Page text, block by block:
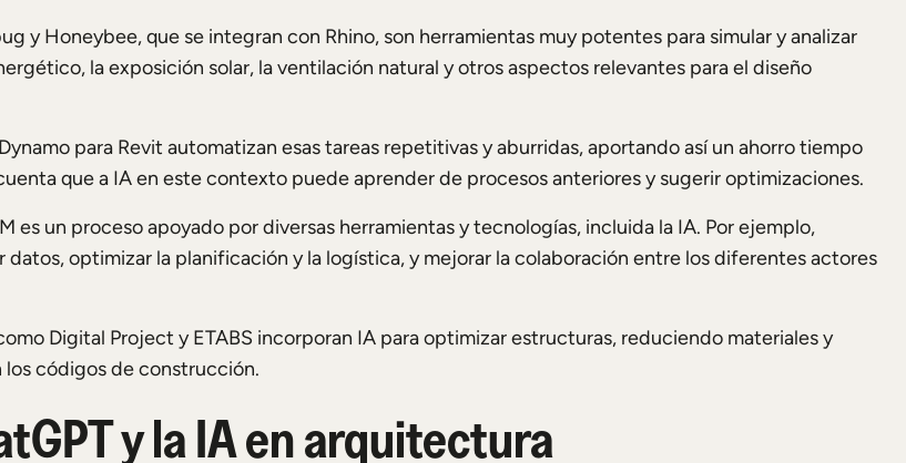
y Honeybee, que se integran con Rhino, son herramientas muy potentes para simular y analizar
la exposición solar, la ventilación natural y otros aspectos relevantes para el diseño
para Revit automatizan esas tareas repetitivas y aburridas, aportando así un ahorro tiempo
que a IA en este contexto puede aprender de procesos anteriores y sugerir optimizaciones.
es un proceso apoyado por diversas herramientas y tecnologías, incluida la IA. Por ejemplo,
optimizar la planificación y la logística, y mejorar la colaboración entre los diferentes actores
Digital Project y ETABS incorporan IA para optimizar estructuras, reduciendo materiales y
códigos de construcción.
y la IA en arquitectura